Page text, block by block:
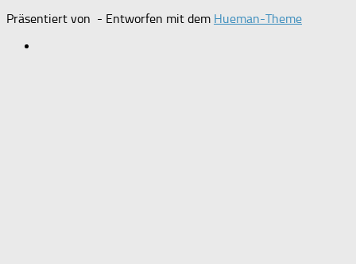
Präsentiert von - Entworfen mit dem Hueman-Theme